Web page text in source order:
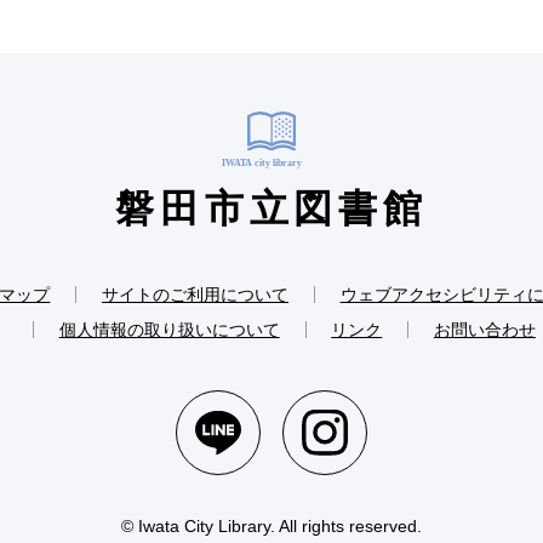
磐田市立図書館
ップ サイトのご利用について
ウェブアクセシビリティ
個人情報の取り扱いについて
リンク お問い合わせ
© Iwata City Library. All rights reserved.